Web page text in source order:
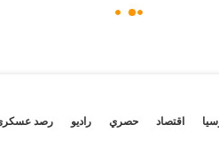
اقتصاد حصري راديو رصد